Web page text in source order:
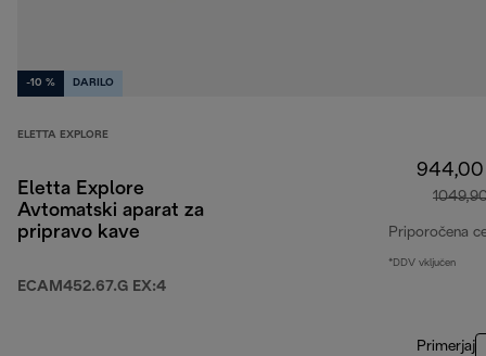
-10 % DARILO
ELETTA EXPLORE
Eletta Explore
Avtomatski aparat za
pripravo kave
ECAM452.67.G EX:4
Priporočena
*DDV vključen
Primerjaj